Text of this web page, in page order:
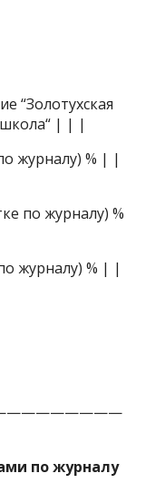
“Золотухская
| | |
журналу) % | |
по журналу) %
журналу) % | |
по журналу